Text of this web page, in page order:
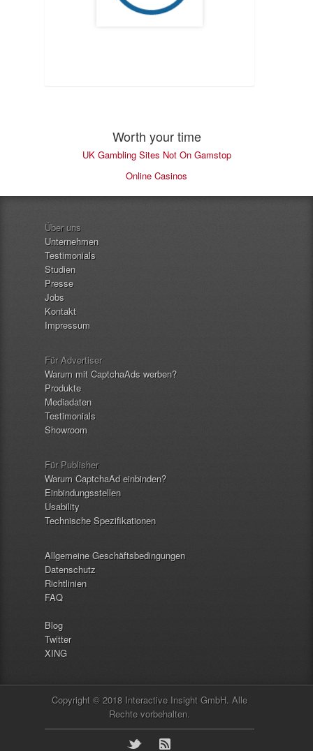
Worth your time
UK Gambling Sites Not On Gamstop
Online Casinos
Über uns
Unternehmen
Testimonials
Studien
Presse
Jobs
Kontakt
Impressum
Für Advertiser
Warum mit CaptchaAds werben?
Produkte
Mediadaten
Testimonials
Showroom
Für Publisher
Warum CaptchaAd einbinden?
Einbindungsstellen
Usability
Technische Spezifikationen
Allgemeine Geschäftsbedingungen
Datenschutz
Richtlinien
FAQ
Blog
Twitter
XING
Copyright © 2018 Interactive Insight GmbH. Alle
Rechte vorbehalten.